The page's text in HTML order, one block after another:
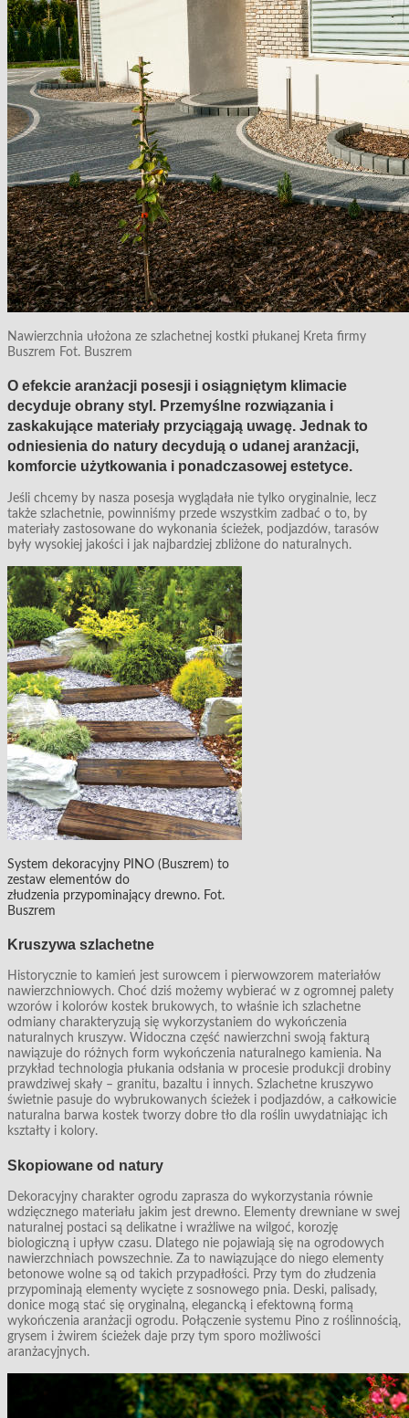
Nawierzchnia ułożona ze szlachetnej kostki płukanej Kreta firmy
Buszrem Fot. Buszrem
O efekcie aranżacji posesji i osiągniętym klimacie
decyduje obrany styl. Przemyślne rozwiązania i
zaskakujące materiały przyciągają uwagę. Jednak to
odniesienia do natury decydują o udanej aranżacji,
komforcie użytkowania i ponadczasowej estetyce.
Jeśli chcemy by nasza posesja wyglądała nie tylko oryginalnie, lecz
także szlachetnie, powinniśmy przede wszystkim zadbać o to, by
materiały zastosowane do wykonania ścieżek, podjazdów, tarasów
były wysokiej jakości i jak najbardziej zbliżone do naturalnych.
System dekoracyjny PINO (Buszrem) to
zestaw elementów do
złudzenia przypominający drewno. Fot.
Buszrem
Kruszywa szlachetne
Historycznie to kamień jest surowcem i pierwowzorem materiałów
nawierzchniowych. Choć dziś możemy wybierać w z ogromnej palety
wzorów i kolorów kostek brukowych, to właśnie ich szlachetne
odmiany charakteryzują się wykorzystaniem do wykończenia
naturalnych kruszyw. Widoczna część nawierzchni swoją fakturą
nawiązuje do różnych form wykończenia naturalnego kamienia. Na
przykład technologia płukania odsłania w procesie produkcji drobiny
prawdziwej skały – granitu, bazaltu i innych. Szlachetne kruszywo
świetnie pasuje do wybrukowanych ścieżek i podjazdów, a całkowicie
naturalna barwa kostek tworzy dobre tło dla roślin uwydatniając ich
kształty i kolory.
Skopiowane od natury
Dekoracyjny charakter ogrodu zaprasza do wykorzystania równie
wdzięcznego materiału jakim jest drewno. Elementy drewniane w swej
naturalnej postaci są delikatne i wrażliwe na wilgoć, korozję
biologiczną i upływ czasu. Dlatego nie pojawiają się na ogrodowych
nawierzchniach powszechnie. Za to nawiązujące do niego elementy
betonowe wolne są od takich przypadłości. Przy tym do złudzenia
przypominają elementy wycięte z sosnowego pnia. Deski, palisady,
donice mogą stać się oryginalną, elegancką i efektowną formą
wykończenia aranżacji ogrodu. Połączenie systemu Pino z roślinnością,
grysem i żwirem ścieżek daje przy tym sporo możliwości
aranżacyjnych.